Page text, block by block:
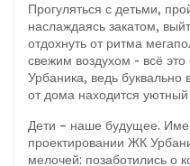
Прогуляться с детьми,
наслаждаясь закатом,
отдохнуть от ритма
свежим воздухом - всё
Урбаника, ведь буквально
от дома находится
Дети – наше будущее.
проектировании ЖК
мелочей: позаботились о